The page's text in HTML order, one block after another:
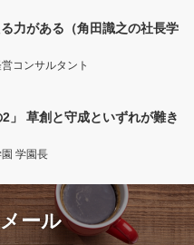
力がある（角田識之の社長学
コンサルタント
草創と守成といずれが難き
学園長
ール